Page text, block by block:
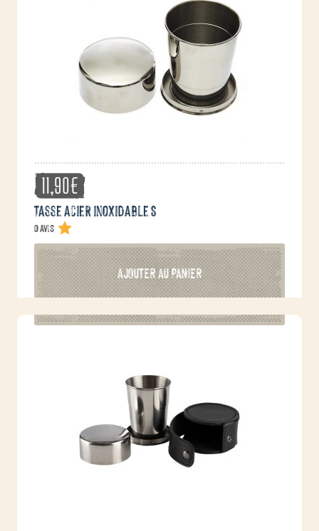
11,90€
Tasse acier inoxidable S
0 avis
AJOUTER AU PANIER